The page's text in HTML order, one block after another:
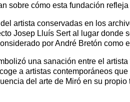
sobre cómo esta fundación
artista conservadas en los
Josep Lluís Sert al lugar
por André Bretón como
una sanación entre el
a artistas contemporáneos
del arte de Miró en su propio